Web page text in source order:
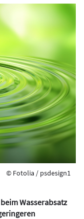
© Fotolia / psdesign1
Wasserabsatz